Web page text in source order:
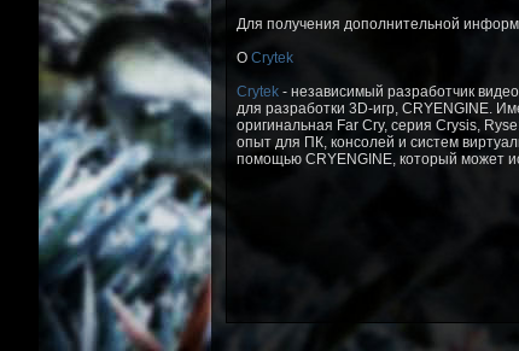
Для получения дополнительной
О Crytek
Crytek- независимый разработчик
для разработки 3D-игр, CRYENGINE.
оригинальная Far Cry, серия Crysis,
опыт для ПК, консолей и систем
помощью CRYENGINE, который может